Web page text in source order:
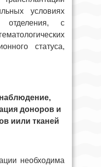
условиях
отделения, с
статуса,
доноров и
иили тканей
необходима